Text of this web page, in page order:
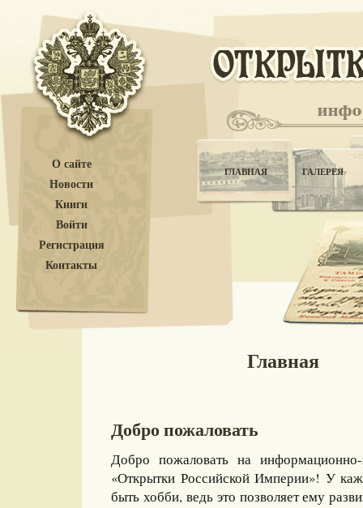
О сайте
Новости
Книги
Войти
Регистрация
Контакты
ГЛАВНАЯ ГАЛЕРЕЯ
Главная
Добро пожаловать
Добро пожаловать на информационно-
«Открытки Российской Империи»! У
быть хобби, ведь это позволяет ему